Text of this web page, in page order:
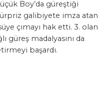
Boy’da güreştiği
galibiyete imza atan
çımayı hak etti. 3. olan
güreş madalyasını da
başardı.